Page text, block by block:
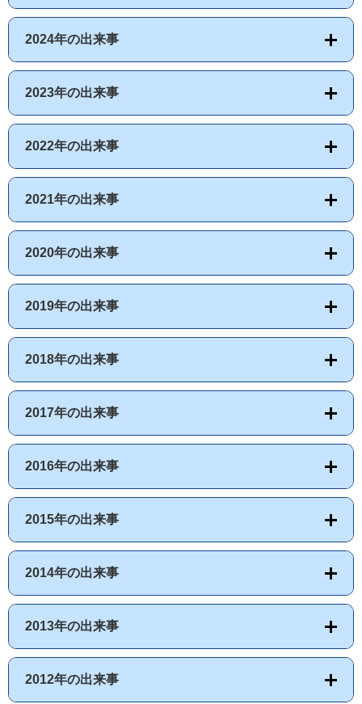
2024年の出来事
2023年の出来事
2022年の出来事
2021年の出来事
2020年の出来事
2019年の出来事
2018年の出来事
2017年の出来事
2016年の出来事
2015年の出来事
2014年の出来事
2013年の出来事
2012年の出来事